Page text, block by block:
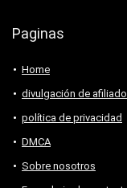
Paginas
Home
divulgación de
política de privacidad
DMCA
Sobre nosotros